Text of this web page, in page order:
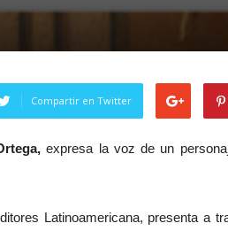
Compartir en Twitter
expresa la voz de un
Latinoamericana, presenta a